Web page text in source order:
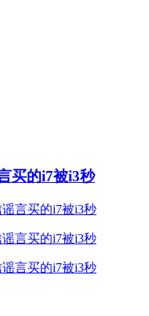
买的i7被i3秒